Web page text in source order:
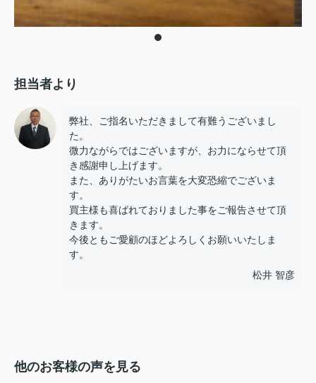
担当者より
弊社、ご指名いただきまして有難うございまし
た。
微力ながらではございますが、お力にならせて頂
き感謝申し上げます。
また、ありがたいお言葉を大変恐縮でございま
す。
買主様も喜ばれておりました事をご報告させて頂
きます。
今後ともご愛顧のほどよろしくお願いいたしま
す。
松井 智彦
他のお客様の声を見る